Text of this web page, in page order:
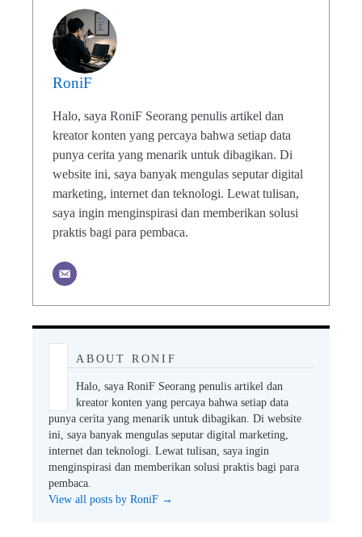
RoniF
Halo, saya RoniF Seorang penulis artikel dan
kreator konten yang percaya bahwa setiap data
punya cerita yang menarik untuk dibagikan. Di
website ini, saya banyak mengulas seputar digital
marketing, internet dan teknologi. Lewat tulisan,
saya ingin menginspirasi dan memberikan solusi
praktis bagi para pembaca.
ABOUT RONIF
Halo, saya RoniF Seorang penulis artikel dan
kreator konten yang percaya bahwa setiap data
punya cerita yang menarik untuk dibagikan. Di website
ini, saya banyak mengulas seputar digital marketing,
internet dan teknologi. Lewat tulisan, saya ingin
menginspirasi dan memberikan solusi praktis bagi para
pembaca.
View all posts by RoniF →